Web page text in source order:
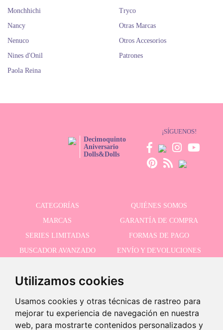
Utilizamos cookies
Usamos cookies y otras técnicas de rastreo para
mejorar tu experiencia de navegación en nuestra
web, para mostrarte contenidos personalizados y
Monchhichi
Nancy
Nenuco
Nines d'Onil
Paola Reina
Tryco
Otras Marcas
Otros Accesorios
Patrones
Decimoquinto
Aniversario
Dolls&Dolls
¡SÍGUENOS!
CATEGORÍAS
QUIÉNES SOMOS
MARCAS
GARANTÍA DE COMPRA
SERIES LIMITADAS
FORMAS DE PAGO
BUSCADOR AVANZADO
ENVÍO Y DEVOLUCIONES
RECIBE NUESTRAS ÚLTIMAS NOVEDADES